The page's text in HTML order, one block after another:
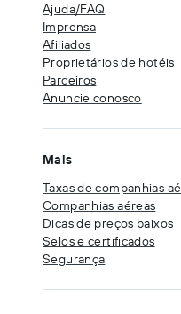
Ajuda/FAQ
Imprensa
Afiliados
Proprietários de hotéis
Parceiros
Anuncie conosco
Mais
Taxas de companhias
Companhias aéreas
Dicas de preços baixos
Selos e certificados
Segurança